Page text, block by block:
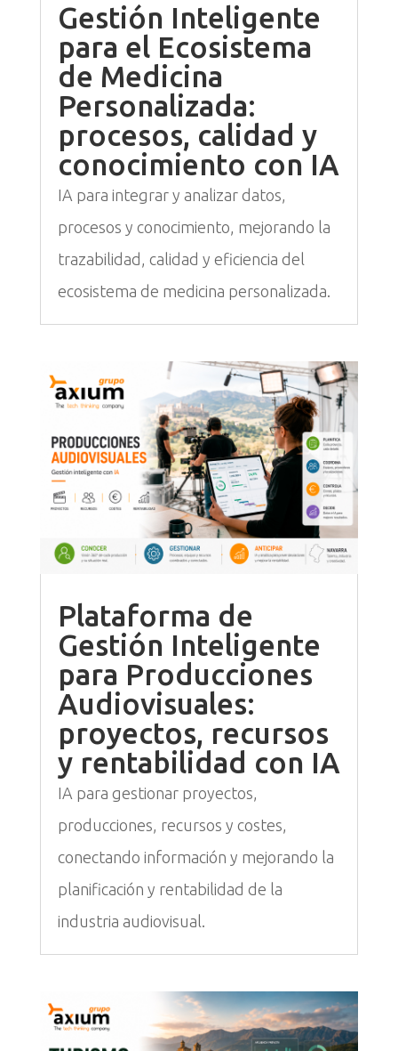
Gestión Inteligente
para el Ecosistema
de Medicina
Personalizada:
procesos, calidad y
conocimiento con IA
IA para integrar y analizar datos,
procesos y conocimiento, mejorando la
trazabilidad, calidad y eficiencia del
ecosistema de medicina personalizada.
Plataforma de
Gestión Inteligente
para Producciones
Audiovisuales:
proyectos, recursos
y rentabilidad con IA
IA para gestionar proyectos,
producciones, recursos y costes,
conectando información y mejorando la
planificación y rentabilidad de la
industria audiovisual.